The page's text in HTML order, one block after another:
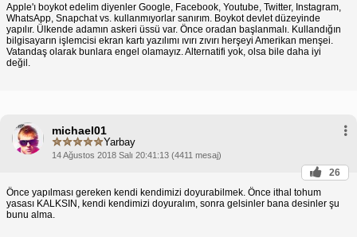
Apple'ı boykot edelim diyenler Google, Facebook, Youtube, Twitter, Instagram,
WhatsApp, Snapchat vs. kullanmıyorlar sanırım. Boykot devlet düzeyinde
yapılır. Ülkende adamın askeri üssü var. Önce oradan başlanmalı. Kullandığın
bilgisayarın işlemcisi ekran kartı yazılımı ıvırı zıvırı herşeyi Amerikan menşei.
Vatandaş olarak bunlara engel olamayız. Alternatifi yok, olsa bile daha iyi
değil.
michael01
Yarbay
14 Ağustos 2018 Salı 20:41:13 (4411 mesaj)
26
Önce yapılması gereken kendi kendimizi doyurabilmek. Önce ithal tohum
yasası KALKSIN, kendi kendimizi doyuralım, sonra gelsinler bana desinler şu
bunu alma.